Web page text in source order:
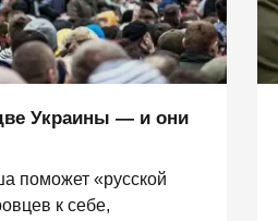
Украины — и они
поможет «русской
к себе,